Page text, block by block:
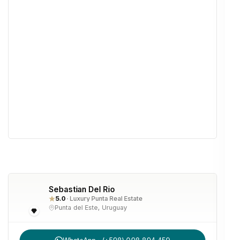
Sebastian Del Rio
5.0 · Luxury Punta Real Estate
Punta del Este, Uruguay